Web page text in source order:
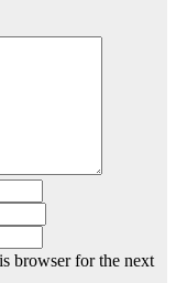
browser for the next